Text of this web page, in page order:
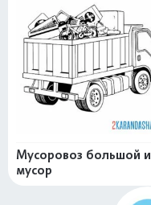
Мусоровоз большой и
мусор